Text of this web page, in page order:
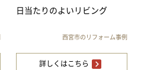
日当たりのよいリビング
西宮市のリフォーム事例
詳しくはこちら